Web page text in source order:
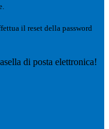
il reset della password
di posta elettronica!